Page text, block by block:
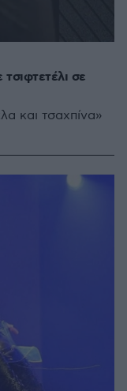
σε
και τσαχπίνα»